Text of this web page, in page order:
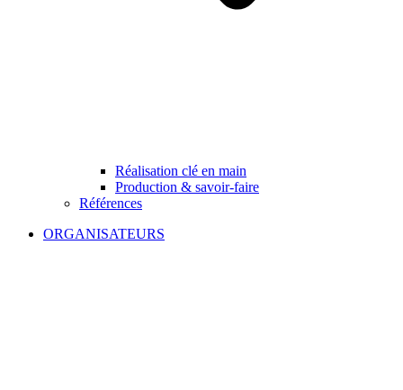
Réalisation clé en main
Production & savoir-faire
Références
ORGANISATEURS